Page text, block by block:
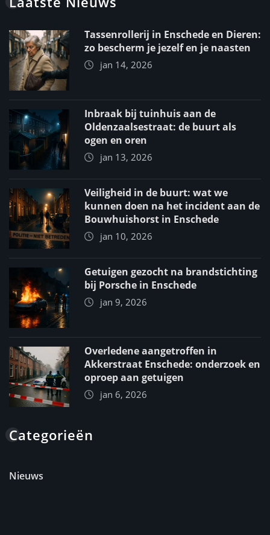
Tassenrollerij in Enschede en Dieren:
zo bescherm je jezelf en je naasten
jan 14, 2026
Inbraak bij tuinhuis aan de
Oldenzaalsestraat: de buurt als
ogen en oren
jan 13, 2026
Veiligheid in de buurt: wat we
kunnen doen na het incident aan de
Bouwhuishorst in Enschede
jan 10, 2026
Getuigen gezocht na brandstichting
bij Porsche in Enschede
jan 9, 2026
Overledene aangetroffen in
Akkerstraat Enschede: onderzoek en
oproep aan getuigen
jan 6, 2026
Categorieën
Nieuws